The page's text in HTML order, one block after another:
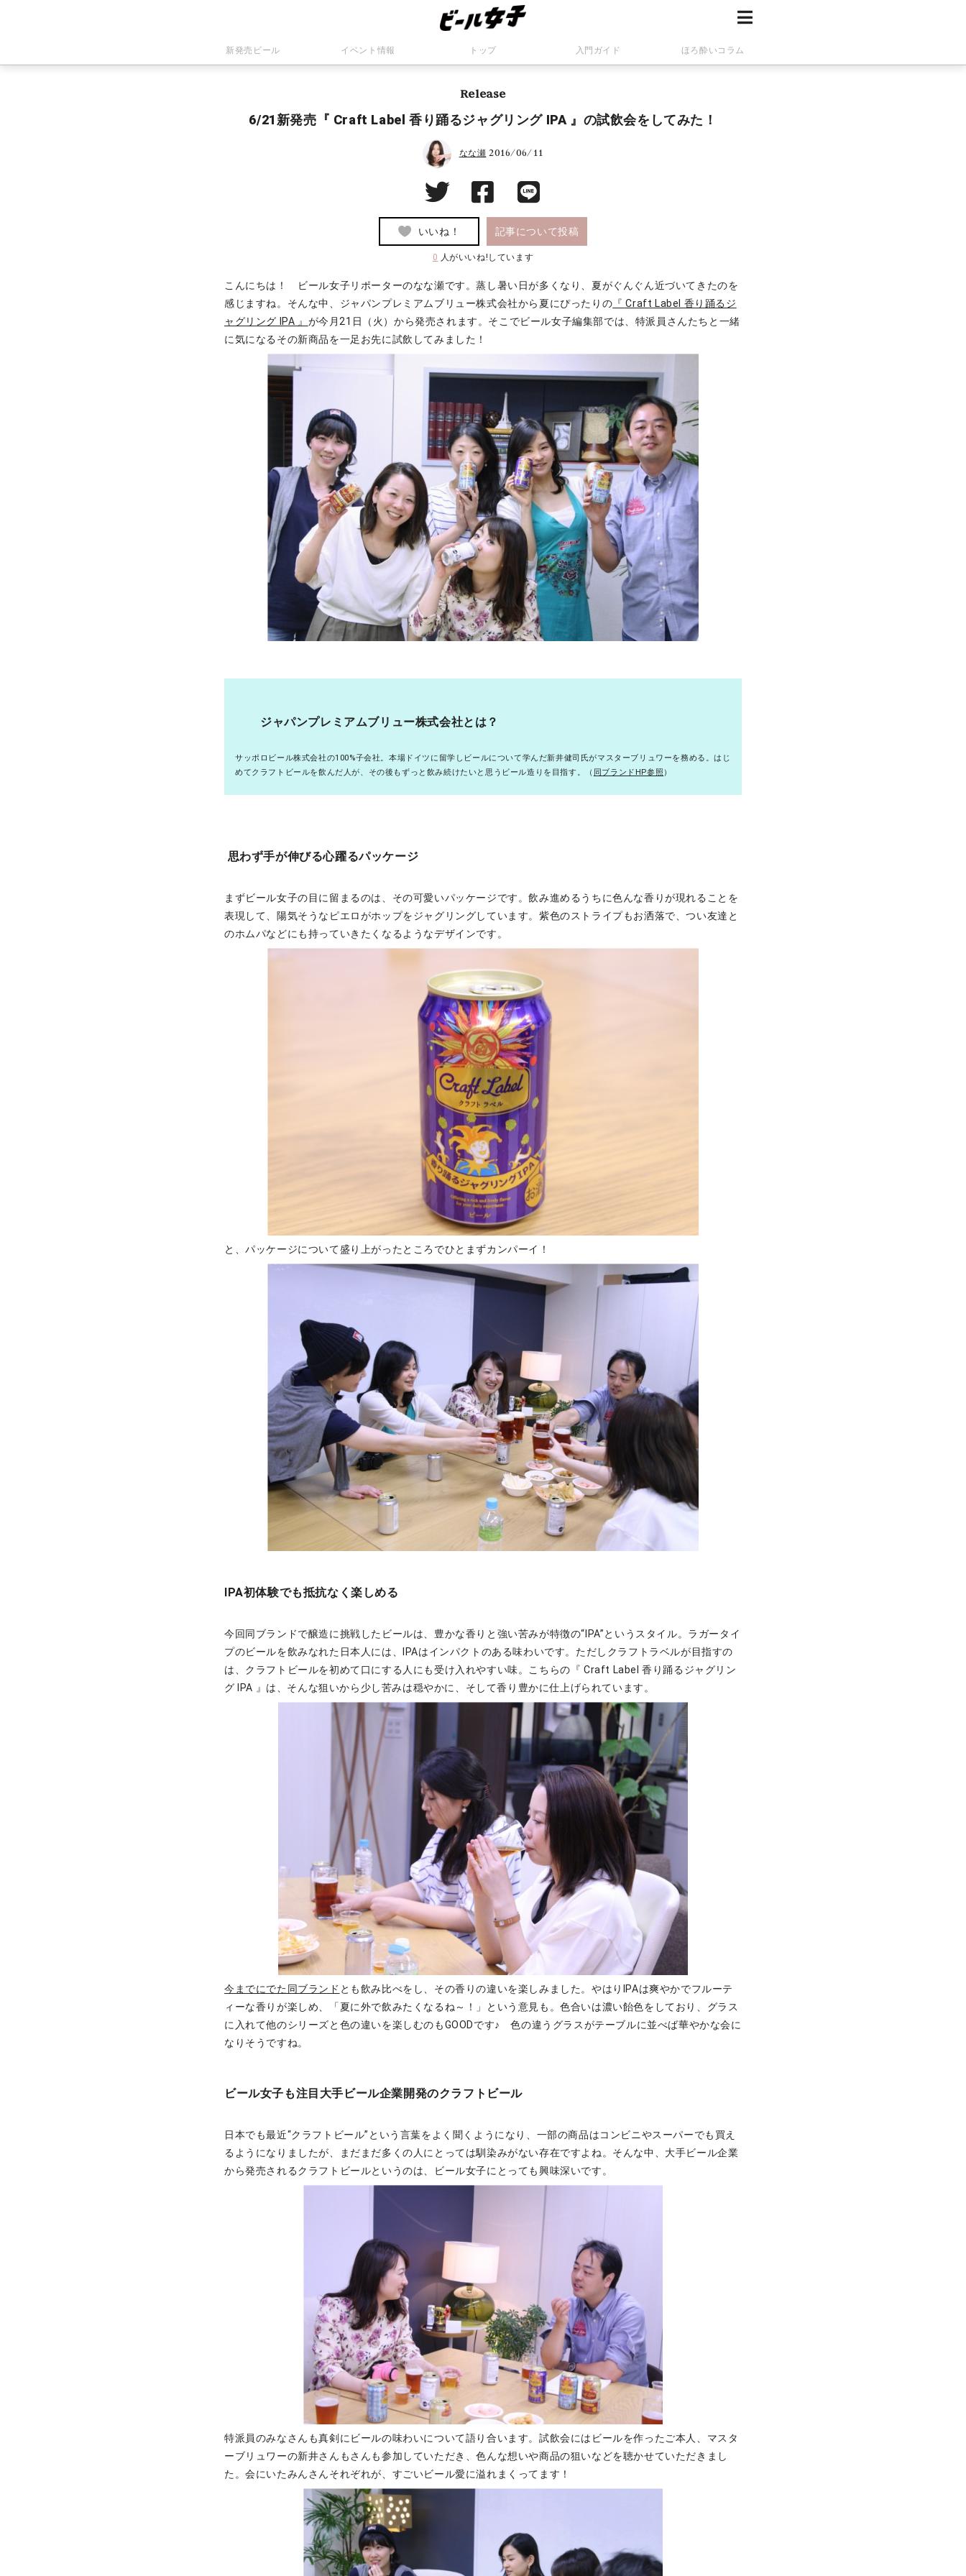
新発売ビール イベント情報 トップ 入門ガイド ほろ酔いコラム
Release
6/21新発売『 Craft Label 香り踊るジャグリング IPA 』の試飲会をしてみた！
なな瀬 2016/06/11
いいね！ 記事について投稿
0 人がいいね!しています
こんにちは！ ビール女子リポーターのなな瀬です。蒸し暑い日が多くなり、夏がぐんぐん近づいてきたのを
感じますね。そんな中、ジャパンプレミアムブリュー株式会社から夏にぴったりの 『 Craft Label 香り踊るジ
ャグリング IPA 』 が今月21日（火）から発売されます。そこでビール女子編集部では、特派員さんたちと一緒
に気になるその新商品を一足お先に試飲してみました！
ジャパンプレミアムブリュー株式会社とは？
サッポロビール株式会社の100%子会社。本場ドイツに留学しビールについて学んだ新井健司氏がマスターブリュワーを務める。はじ
めてクラフトビールを飲んだ人が、その後もずっと飲み続けたいと思うビール造りを目指す。（ 同ブランドHP参照 ）
思わず手が伸びる心躍るパッケージ
まずビール女子の目に留まるのは、その可愛いパッケージです。飲み進めるうちに色んな香りが現れることを
表現して、陽気そうなピエロがホップをジャグリングしています。紫色のストライプもお洒落で、つい友達と
のホムパなどにも持っていきたくなるようなデザインです。
と、パッケージについて盛り上がったところでひとまずカンパーイ！
IPA初体験でも抵抗なく楽しめる
今回同ブランドで醸造に挑戦したビールは、豊かな香りと強い苦みが特徴の“IPA”というスタイル。ラガータイ
プのビールを飲みなれた日本人には、IPAはインパクトのある味わいです。ただしクラフトラベルが目指すの
は、クラフトビールを初めて口にする人にも受け入れやすい味。こちらの『 Craft Label 香り踊るジャグリン
グ IPA 』は、そんな狙いから少し苦みは穏やかに、そして香り豊かに仕上げられています。
今までにでた同ブランド とも飲み比べをし、その香りの違いを楽しみました。やはりIPAは爽やかでフルーテ
ィーな香りが楽しめ、「夏に外で飲みたくなるね～！」という意見も。色合いは濃い飴色をしており、グラス
に入れて他のシリーズと色の違いを楽しむのもGOODです♪ 色の違うグラスがテーブルに並べば華やかな会に
なりそうですね。
ビール女子も注目大手ビール企業開発のクラフトビール
日本でも最近“クラフトビール”という言葉をよく聞くようになり、一部の商品はコンビニやスーパーでも買え
るようになりましたが、まだまだ多くの人にとっては馴染みがない存在ですよね。そんな中、大手ビール企業
から発売されるクラフトビールというのは、ビール女子にとっても興味深いです。
特派員のみなさんも真剣にビールの味わいについて語り合います。試飲会にはビールを作ったご本人、マスタ
ーブリュワーの新井さんもさんも参加していただき、色んな想いや商品の狙いなどを聴かせていただきまし
た。会にいたみんさんそれぞれが、すごいビール愛に溢れまくってます！